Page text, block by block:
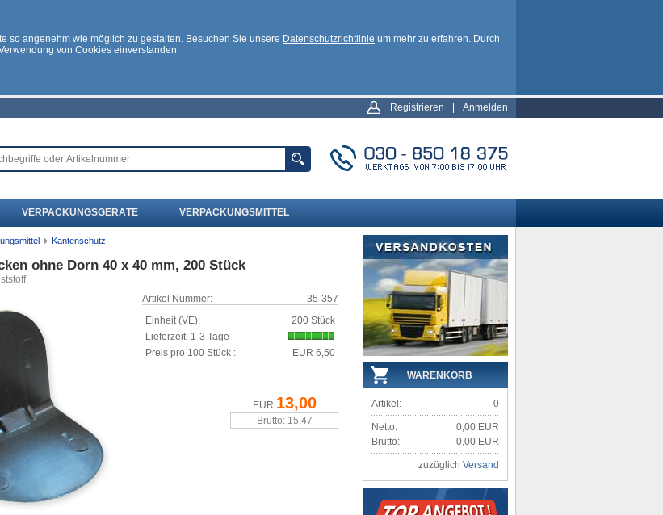
so angenehm wie möglich zu gestalten. Besuchen Sie unsere Datenschutzrichtlinie um mehr zu erfahren. Durch
von Cookies einverstanden.
Registrieren Anmelden
VERPACKUNGSGERÄTE VERPACKUNGSMITTEL
Kantenschutz
ohne Dorn 40 x 40 mm, 200 Stück
Artikel Nummer:
35-357
Einheit (VE):
200 Stück
Lieferzeit: 1-3 Tage
Preis pro 100 Stück :
EUR 6,50
EUR 13,00
Brutto: 15,47
WARENKORB
Artikel: 0
Netto:
0,00 EUR
Brutto:
0,00 EUR
zuzüglich Versand